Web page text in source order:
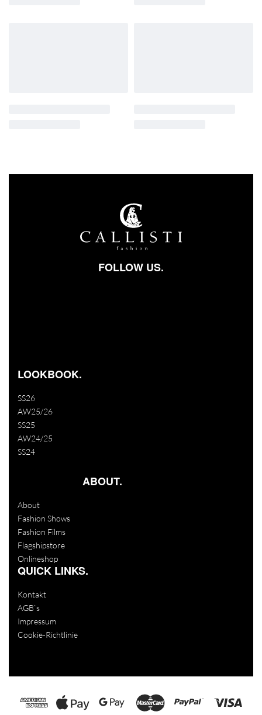
FOLLOW US.
LOOKBOOK.
SS26
AW25/26
SS25
AW24/25
SS24
ABOUT.
About
Fashion Shows
Fashion Films
Flagshipstore
Onlineshop
QUICK LINKS.
Kontakt
AGB`s
Impressum
Cookie-Richtlinie